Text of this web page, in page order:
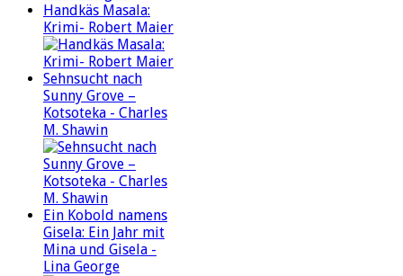
Handkäs Masala:
Krimi- Robert Maier
Sehnsucht nach
Sunny Grove –
Kotsoteka - Charles
M. Shawin
Ein Kobold namens
Gisela: Ein Jahr mit
Mina und Gisela -
Lina George